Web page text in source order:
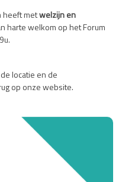
heeft metwelzijn en
harte welkom op het Forum
locatie en de
op onze website.